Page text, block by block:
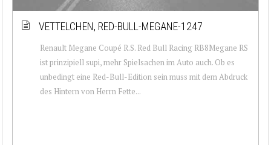
VETTELCHEN, RED-BULL-MEGANE-1247
Renault Megane Coupé R.S. Red Bull Racing RB8Megane RS
ist prinzipiell supi, mehr Spielsachen im Auto auch. Ob es
unbedingt eine Red-Bull-Edition sein muss mit dem Abdruck
des Hintern von Herrn Fette...